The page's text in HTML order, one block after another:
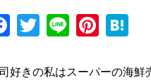
Facebook
Twitter
Line
好きの私はスーパーの海鮮